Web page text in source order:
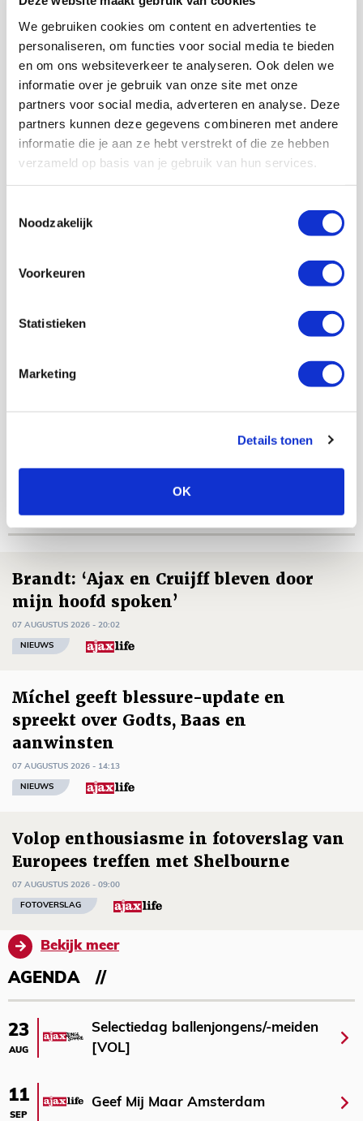
We gebruiken cookies om content en advertenties te
personaliseren, om functies voor social media te bieden
en om ons websiteverkeer te analyseren. Ook delen we
informatie over je gebruik van onze site met onze
partners voor social media, adverteren en analyse. Deze
partners kunnen deze gegevens combineren met andere
informatie die je aan ze hebt verstrekt of die ze hebben
verzameld op basis van je gebruik van hun services.
Noodzakelijk
Voorkeuren
Statistieken
Marketing
Details tonen
OK
Engeland gesteund door 2109 Ajacieden. Dat betekent
een ramvol uitvak in Birmingham. Geweldig!
Aston Villa-uit is – ondanks de sportieve staat van Ajax
– een confrontatie waar uitsupporters watertandend
naar uitkijken. Dat staat volledig los van de huidige
sportieve prestaties, al liet Ajax zien dat het goed voor
de dag kan komen tegen Aston Villa. Het oude stadion
vanThe Villans blijft bovendien prachtig om te
bezoeken.
En dat niet alleen. Ajax heeft echt nog wat om voor te
supporters onder elkaar maken we er een mooie boel
club van Nederland. En wie weet wat er nog in het vat
zit.
Net binnen //
Brandt: ‘Ajax en Cruijff bleven door
mijn hoofd spoken’
07 AUGUSTUS 2026 - 20:02
NIEUWS
Míchel geeft blessure-update en
spreekt over Godts, Baas en
aanwinsten
07 AUGUSTUS 2026 - 14:13
NIEUWS
Volop enthousiasme in fotoverslag van
Europees treffen met Shelbourne
07 AUGUSTUS 2026 - 09:00
FOTOVERSLAG
Bekijk meer
AGENDA
23
AUG
Selectiedag ballenjongens/-meiden
[VOL]
11
SEP
Geef Mij Maar Amsterdam